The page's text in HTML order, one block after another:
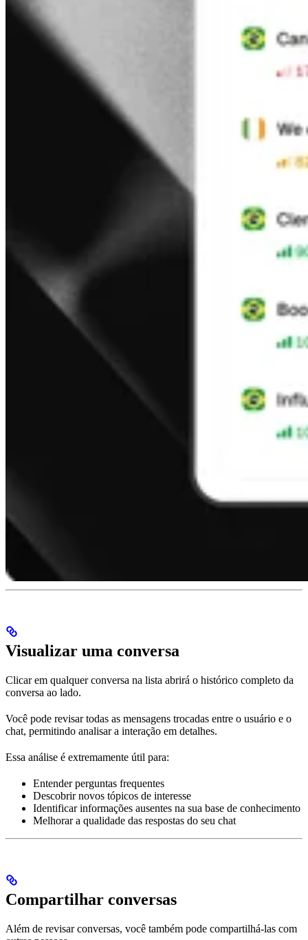
Visualizar uma conversa
Clicar em qualquer conversa na lista abrirá o histórico completo da
conversa ao lado.
Você pode revisar todas as mensagens trocadas entre o usuário e o
chat, permitindo analisar a interação em detalhes.
Essa análise é extremamente útil para:
Entender perguntas frequentes
Descobrir novos tópicos de interesse
Identificar informações ausentes na sua base de conhecimento
Melhorar a qualidade das respostas do seu chat
Compartilhar conversas
Além de revisar conversas, você também pode compartilhá-las com